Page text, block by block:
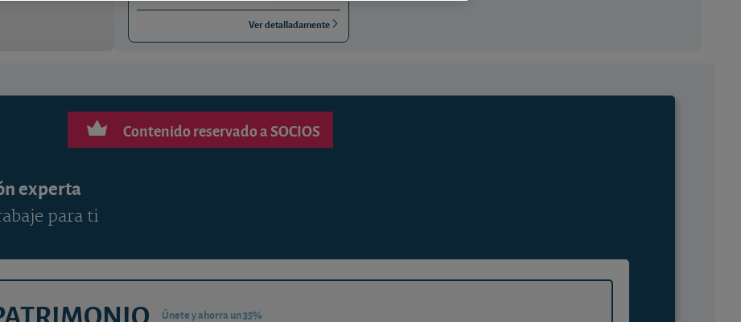
Ver detalladamente
Contenido reservado a SOCIOS
experta
para ti
Únete y ahorra un 35%